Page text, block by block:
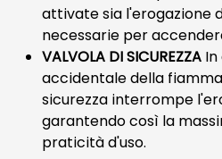
attivate sia l'erogazione
necessarie per
VALVOLA DI SICUREZZA
accidentale della
sicurezza interrompe
garantendo così la
praticità d'uso.